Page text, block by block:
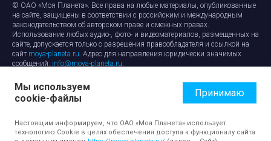
© ОАО «Моя Планета». Все права на любые материалы, опубликованные
на сайте, защищены в соответствии с российским и международным
законодательством об авторском праве и смежных правах.
Использование любых аудио-, фото- и видеоматериалов, размещенных на
сайте, допускается только с разрешения правообладателя и ссылкой на
сайт moya-planeta.ru. Адрес для направления юридически значимых
сообщений: info@moya-planeta.ru.
Правила сайтаРабота с cookie-файлами
Защита персональных данных
Обработка персональных данных
Мы используем
cookie-файлы
Принимаю
Настоящим информируем, что ОАО «Моя Планета» использует
технологию Cookie в целях обеспечения доступа к функционалу сайта